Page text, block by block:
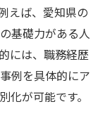
められる論理
れる業務例
論理力強化法
に直結するポ
えば、愛知県の
基礎力がある人
には、職務経歴
例を具体的にア
化が可能です。